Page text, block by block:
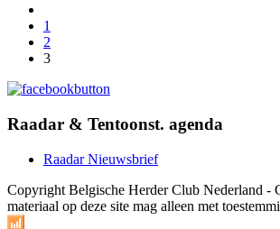
1
2
3
Raadar & Tentoonst. agenda
Raadar Nieuwsbrief
Copyright Belgische Herder Club Nederland -
materiaal op deze site mag alleen met